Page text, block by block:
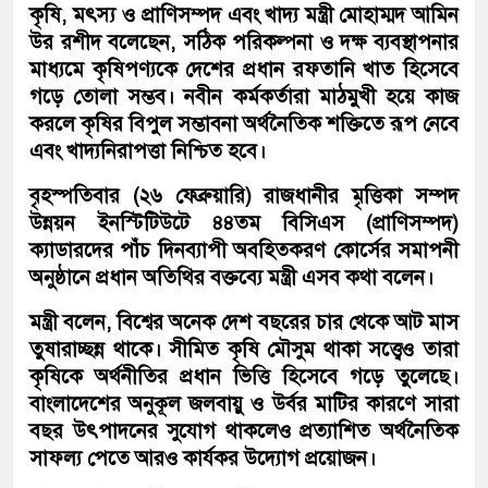
কৃষি, মৎস্য ও প্রাণিসম্পদ এবং খাদ্য মন্ত্রী মোহাম্মদ আমিন
উর রশীদ বলেছেন, সঠিক পরিকল্পনা ও দক্ষ ব্যবস্থাপনার
মাধ্যমে কৃষিপণ্যকে দেশের প্রধান রফতানি খাত হিসেবে
গড়ে তোলা সম্ভব। নবীন কর্মকর্তারা মাঠমুখী হয়ে কাজ
করলে কৃষির বিপুল সম্ভাবনা অর্থনৈতিক শক্তিতে রূপ নেবে
এবং খাদ্যনিরাপত্তা নিশ্চিত হবে।
বৃহস্পতিবার (২৬ ফেব্রুয়ারি) রাজধানীর মৃত্তিকা সম্পদ
উন্নয়ন ইনস্টিটিউটে ৪৪তম বিসিএস (প্রাণিসম্পদ)
ক্যাডারদের পাঁচ দিনব্যাপী অবহিতকরণ কোর্সের সমাপনী
অনুষ্ঠানে প্রধান অতিথির বক্তব্যে মন্ত্রী এসব কথা বলেন।
মন্ত্রী বলেন, বিশ্বের অনেক দেশ বছরের চার থেকে আট মাস
তুষারাচ্ছন্ন থাকে। সীমিত কৃষি মৌসুম থাকা সত্ত্বেও তারা
কৃষিকে অর্থনীতির প্রধান ভিত্তি হিসেবে গড়ে তুলেছে।
বাংলাদেশের অনুকূল জলবায়ু ও উর্বর মাটির কারণে সারা
বছর উৎপাদনের সুযোগ থাকলেও প্রত্যাশিত অর্থনৈতিক
সাফল্য পেতে আরও কার্যকর উদ্যোগ প্রয়োজন।